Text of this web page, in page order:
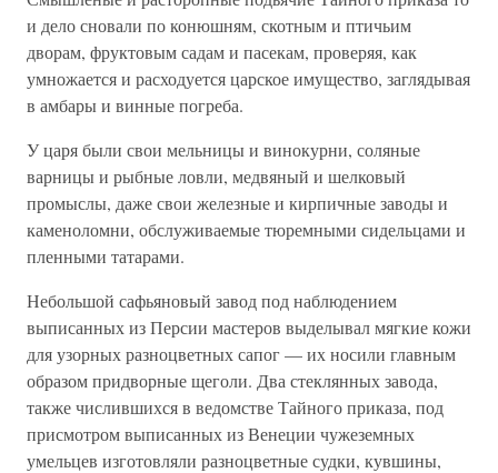
и дело сновали по конюшням, скотным и птичьим
дворам, фруктовым садам и пасекам, проверяя, как
умножается и расходуется царское имущество, заглядывая
в амбары и винные погреба.
У царя были свои мельницы и винокурни, соляные
варницы и рыбные ловли, медвяный и шелковый
промыслы, даже свои железные и кирпичные заводы и
каменоломни, обслуживаемые тюремными сидельцами и
пленными татарами.
Небольшой сафьяновый завод под наблюдением
выписанных из Персии мастеров выделывал мягкие кожи
для узорных разноцветных сапог — их носили главным
образом придворные щеголи. Два стеклянных завода,
также числившихся в ведомстве Тайного приказа, под
присмотром выписанных из Венеции чужеземных
умельцев изготовляли разноцветные судки, кувшины,